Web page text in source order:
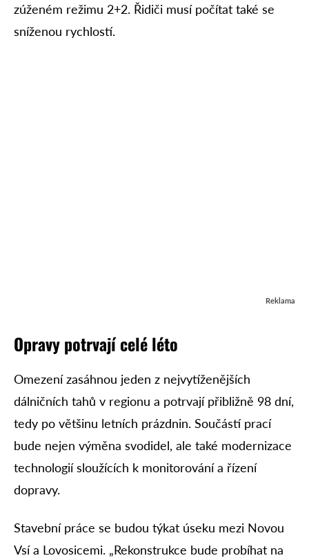
zúženém režimu 2+2. Řidiči musí počítat také se
sníženou rychlostí.
Reklama
Opravy potrvají celé léto
Omezení zasáhnou jeden z nejvytíženějších
dálničních tahů v regionu a potrvají přibližně 98 dní,
tedy po většinu letních prázdnin. Součástí prací
bude nejen výměna svodidel, ale také modernizace
technologií sloužících k monitorování a řízení
dopravy.
Stavební práce se budou týkat úseku mezi Novou
Vsí a Lovosicemi. „Rekonstrukce bude probíhat na